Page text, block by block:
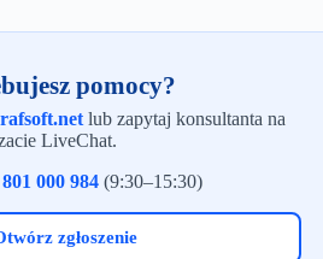
pomocy?
lub zapytaj konsultanta na
LiveChat.
801 000 984(9:30–15:30)
zgłoszenie